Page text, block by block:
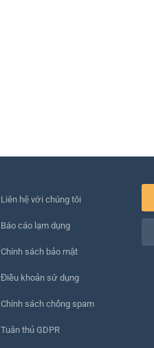
Liên hệ với chúng tôi
Báo cáo lạm dụng
Chính sách bảo mật
Điều khoản sử dụng
Chính sách chống spam
Tuân thủ GDPR